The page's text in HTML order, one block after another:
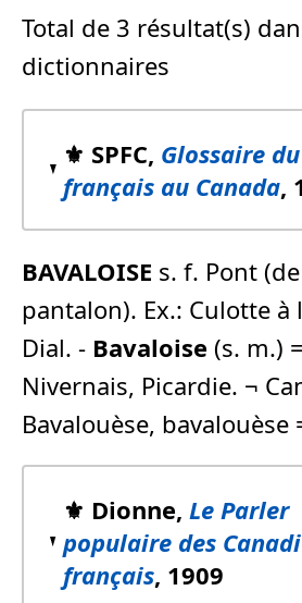
Total de 3 résultat(s)
dictionnaires
⚜️ SPFC, Glossaire
français au Canada,
BAVALOISE s. f. Pont
pantalon). Ex.: Culotte à
Dial. - Bavaloise (s. m.)
Nivernais, Picardie. ¬
Bavalouèse, bavalouèse
⚜️ Dionne, Le Parler
populaire des
français, 1909